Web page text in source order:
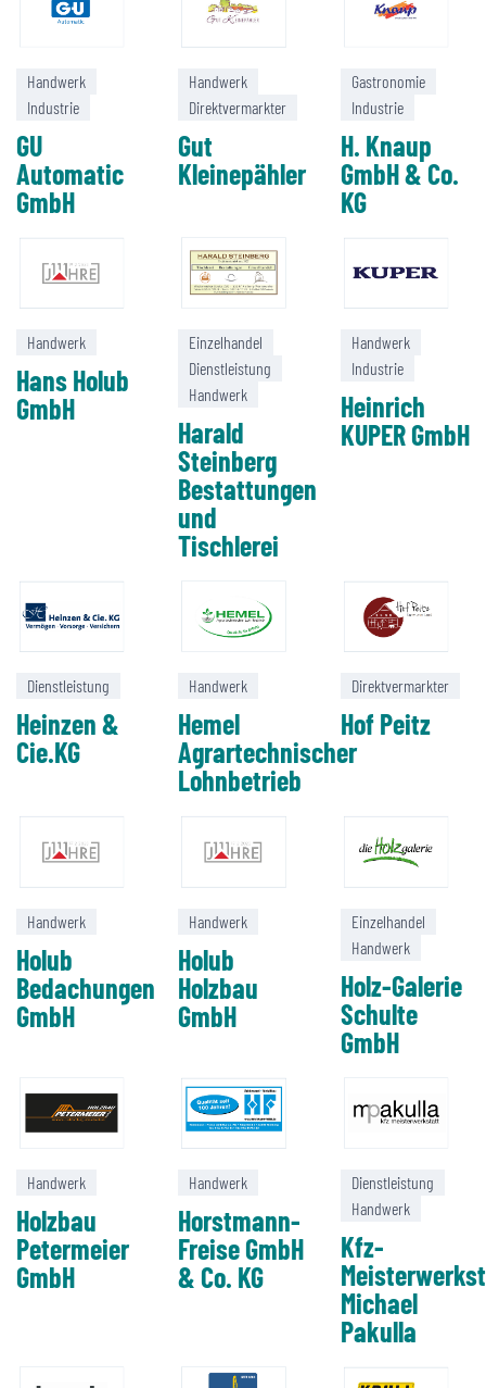
Handwerk
Industrie
GU
Automatic
GmbH
Handwerk
Direktvermarkter
Gut
Kleinepähler
Gastronomie
Industrie
H. Knaup
GmbH & Co.
KG
Handwerk
Hans Holub
GmbH
Einzelhandel
Dienstleistung
Handwerk
Harald
Steinberg
Bestattungen
und
Tischlerei
Handwerk
Industrie
Heinrich
KUPER GmbH
Dienstleistung
Heinzen &
Cie.KG
Handwerk
Hemel
Agrartechnischer
Lohnbetrieb
Direktvermarkter
Hof Peitz
Handwerk
Holub
Bedachungen
GmbH
Handwerk
Holub
Holzbau
GmbH
Einzelhandel
Handwerk
Holz-Galerie
Schulte
GmbH
Handwerk
Holzbau
Petermeier
GmbH
Handwerk
Horstmann-
Freise GmbH
& Co. KG
Dienstleistung
Handwerk
Kfz-
Michael
Pakulla